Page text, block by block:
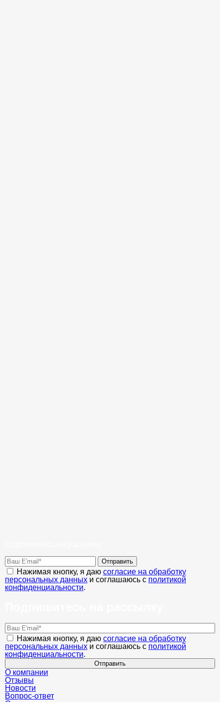
Отправить
Нажимая кнопку, я даю согласие на обработку
персональных данных и соглашаюсь с политикой
конфиденциальности.
Нажимая кнопку, я даю согласие на обработку
персональных данных и соглашаюсь с политикой
конфиденциальности.
Отправить
О компании
Отзывы
Новости
Вопрос-ответ